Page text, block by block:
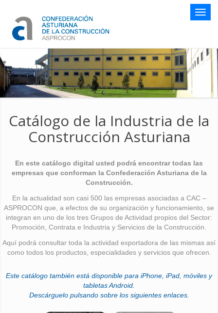
Botón
Catálogo de la Industria de la
Construcción Asturiana
En este catálogo digital usted podrá encontrar todas las
empresas que conforman la Confederación Asturiana de la
Construcción.
En la actualidad son casi 500 las empresas asociadas a CAC –
ASPROCON que, a efectos de su organización y funcionamiento, se
integran en uno de los tres Grupos de Actividad propios del Sector:
Promoción, Contrata e Industria y Servicios de la Construcción.
Aquí podrá consultar toda la actividad exportadora de las mismas así
como todos los productos, especialidades y servicios que ofrecen.
Este catálogo también está disponible para iPhone, iPad, móviles y
tabletas Android.
Descárguelo pulsando sobre los siguientes enlaces.